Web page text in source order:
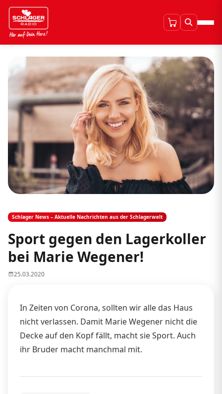
Schlager News – Aktuelle Nachrichten aus der Schlagerwelt
Sport gegen den Lagerkoller
bei Marie Wegener!
25.03.2020
In Zeiten von Corona, sollten wir alle das Haus
nicht verlassen. Damit Marie Wegener nicht die
Decke auf den Kopf fällt, macht sie Sport. Auch
ihr Bruder macht manchmal mit.